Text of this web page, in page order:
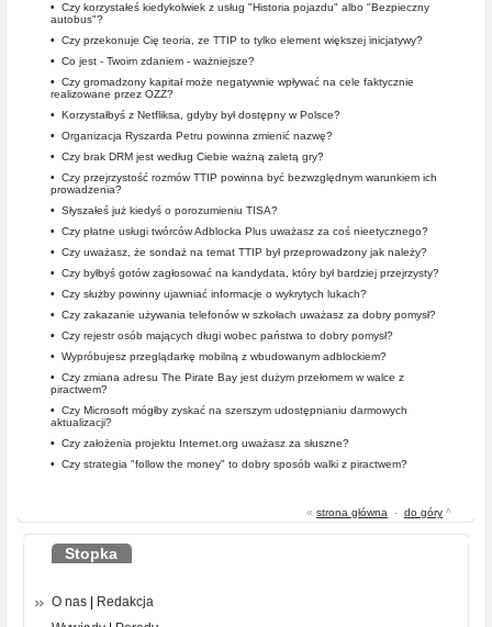
• Czy korzystałeś kiedykolwiek z usług "Historia pojazdu" albo "Bezpieczny
autobus"?
• Czy przekonuje Cię teoria, ze TTIP to tylko element większej inicjatywy?
• Co jest - Twoim zdaniem - ważniejsze?
• Czy gromadzony kapitał może negatywnie wpływać na cele faktycznie
realizowane przez OZZ?
• Korzystałbyś z Netfliksa, gdyby był dostępny w Polsce?
• Organizacja Ryszarda Petru powinna zmienić nazwę?
• Czy brak DRM jest według Ciebie ważną zaletą gry?
• Czy przejrzystość rozmów TTIP powinna być bezwzględnym warunkiem ich
prowadzenia?
• Słyszałeś już kiedyś o porozumieniu TISA?
• Czy płatne usługi twórców Adblocka Plus uważasz za coś nieetycznego?
• Czy uważasz, że sondaż na temat TTIP był przeprowadzony jak należy?
• Czy byłbyś gotów zagłosować na kandydata, który był bardziej przejrzysty?
• Czy służby powinny ujawniać informacje o wykrytych lukach?
• Czy zakazanie używania telefonów w szkołach uważasz za dobry pomysł?
• Czy rejestr osób mających długi wobec państwa to dobry pomysł?
• Wypróbujesz przeglądarkę mobilną z wbudowanym adblockiem?
• Czy zmiana adresu The Pirate Bay jest dużym przełomem w walce z
piractwem?
• Czy Microsoft mógłby zyskać na szerszym udostępnianiu darmowych
aktualizacji?
• Czy założenia projektu Internet.org uważasz za słuszne?
• Czy strategia "follow the money" to dobry sposób walki z piractwem?
« strona główna - do góry ^
Stopka
O nas
Redakcja